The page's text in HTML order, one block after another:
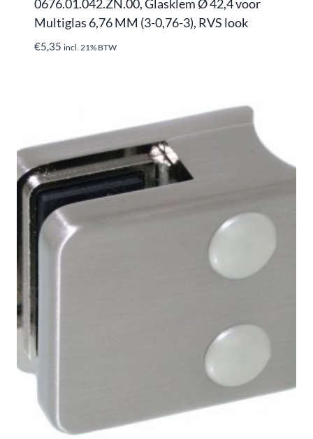
0676.01.042.ZN.00, Glasklem Ø 42,4 voor
Multiglas 6,76 MM (3-0,76-3), RVS look
€5,35 incl. 21% BTW